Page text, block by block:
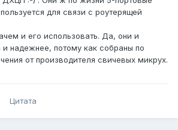
для связи с роутерящей
и его использовать. Да, они и
надежнее, потому как собраны по
от производителя свичевых микрух.
Цитата